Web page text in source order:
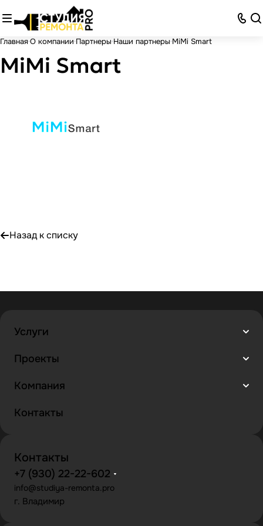
Главная О компании Партнеры Наши партнеры MiMi Smart
MiMi Smart
Назад к списку
Услуги
Проекты
Компания
Контакты
Контакты
+7 (930) 22-22-602
info@studiya-remonta.pro
г. Владимир